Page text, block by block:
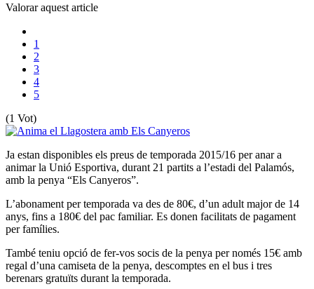
Valorar aquest article
1
2
3
4
5
(1 Vot)
Ja estan disponibles els preus de temporada 2015/16 per anar a
animar la Unió Esportiva, durant 21 partits a l’estadi del Palamós,
amb la penya “Els Canyeros”.
L’abonament per temporada va des de 80€, d’un adult major de 14
anys, fins a 180€ del pac familiar. Es donen facilitats de pagament
per famílies.
També teniu opció de fer-vos socis de la penya per només 15€ amb
regal d’una camiseta de la penya, descomptes en el bus i tres
berenars gratuïts durant la temporada.